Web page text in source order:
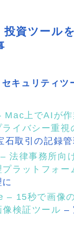
投資ツール
キュリティツ
上でAIが作
イバシー重視
石取引の記録管
法律事務所向
ラットフォー
– 15秒で画像
像検証ツール –